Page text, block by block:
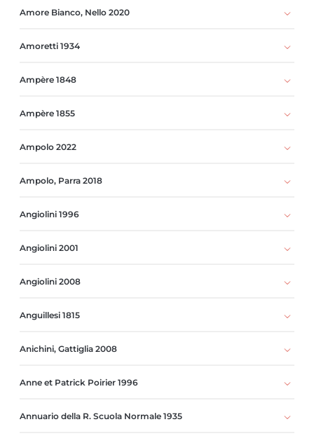
Amore Bianco, Nello 2020
Amoretti 1934
Ampère 1848
Ampère 1855
Ampolo 2022
Ampolo, Parra 2018
Angiolini 1996
Angiolini 2001
Angiolini 2008
Anguillesi 1815
Anichini, Gattiglia 2008
Anne et Patrick Poirier 1996
Annuario della R. Scuola Normale 1935